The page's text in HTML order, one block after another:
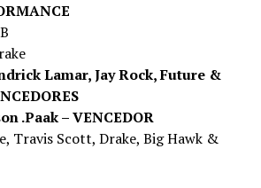
Lamar, Jay Rock, Future &
.Paak – VENCEDOR
Travis Scott, Drake, Big Hawk &